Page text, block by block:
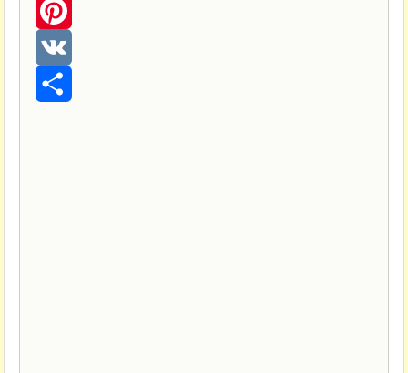
Twitter
Pinterest
VK